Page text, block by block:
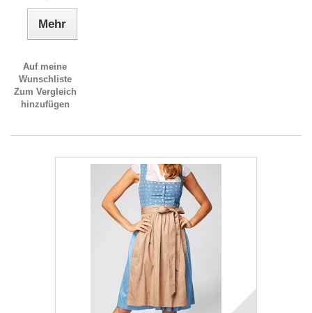
Mehr
Auf meine
Wunschliste
Zum Vergleich
hinzufügen